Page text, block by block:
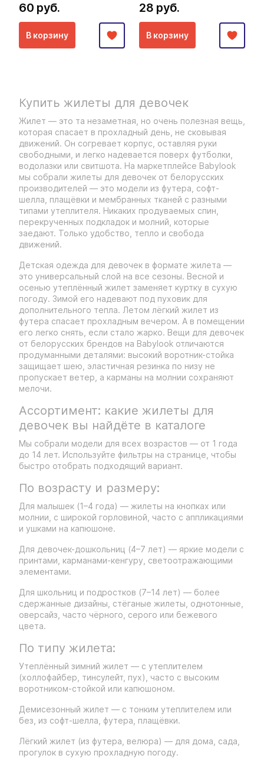
60 руб.
В корзину
28 руб.
В корзину
Купить жилеты для девочек
Жилет — это та незаметная, но очень полезная вещь,
которая спасает в прохладный день, не сковывая
движений. Он согревает корпус, оставляя руки
свободными, и легко надевается поверх футболки,
водолазки или свитшота. На маркетплейсе Babylook
мы собрали жилеты для девочек от белорусских
производителей — это модели из футера, софт-
шелла, плащёвки и мембранных тканей с разными
типами утеплителя. Никаких продуваемых спин,
перекрученных подкладок и молний, которые
заедают. Только удобство, тепло и свобода
движений.
Детская одежда для девочек в формате жилета —
это универсальный слой на все сезоны. Весной и
осенью утеплённый жилет заменяет куртку в сухую
погоду. Зимой его надевают под пуховик для
дополнительного тепла. Летом лёгкий жилет из
футера спасает прохладным вечером. А в помещении
его легко снять, если стало жарко. Вещи для девочек
от белорусских брендов на Babylook отличаются
продуманными деталями: высокий воротник-стойка
защищает шею, эластичная резинка по низу не
пропускает ветер, а карманы на молнии сохраняют
мелочи.
Ассортимент: какие жилеты для
девочек вы найдёте в каталоге
Мы собрали модели для всех возрастов — от 1 года
до 14 лет. Используйте фильтры на странице, чтобы
быстро отобрать подходящий вариант.
По возрасту и размеру:
Для малышек (1–4 года) — жилеты на кнопках или
молнии, с широкой горловиной, часто с аппликациями
и ушками на капюшоне.
Для девочек-дошкольниц (4–7 лет) — яркие модели с
принтами, карманами-кенгуру, светоотражающими
элементами.
Для школьниц и подростков (7–14 лет) — более
сдержанные дизайны, стёганые жилеты, однотонные,
оверсайз, часто чёрного, серого или бежевого
цвета.
По типу жилета:
Утеплённый зимний жилет — с утеплителем
(холлофайбер, тинсулейт, пух), часто с высоким
воротником-стойкой или капюшоном.
Демисезонный жилет — с тонким утеплителем или
без, из софт-шелла, футера, плащёвки.
Лёгкий жилет (из футера, велюра) — для дома, сада,
прогулок в сухую прохладную погоду.